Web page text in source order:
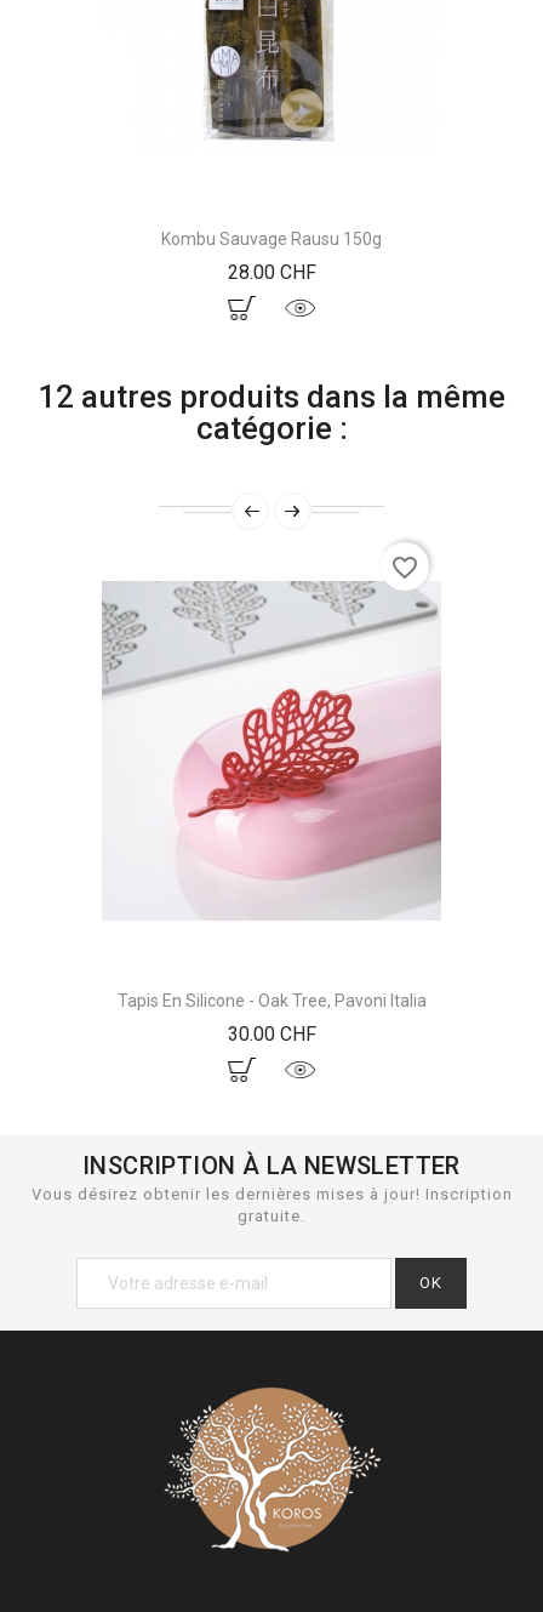
Kombu Sauvage Rausu 150g
28.00 CHFPrix
12 autres produits dans la même
catégorie :
Tapis En Silicone - Oak Tree, Pavoni Italia
30.00 CHFPrix
favorite_border
INSCRIPTION À LA NEWSLETTER
Vous désirez obtenir les dernières mises à jour! Inscription
gratuite.